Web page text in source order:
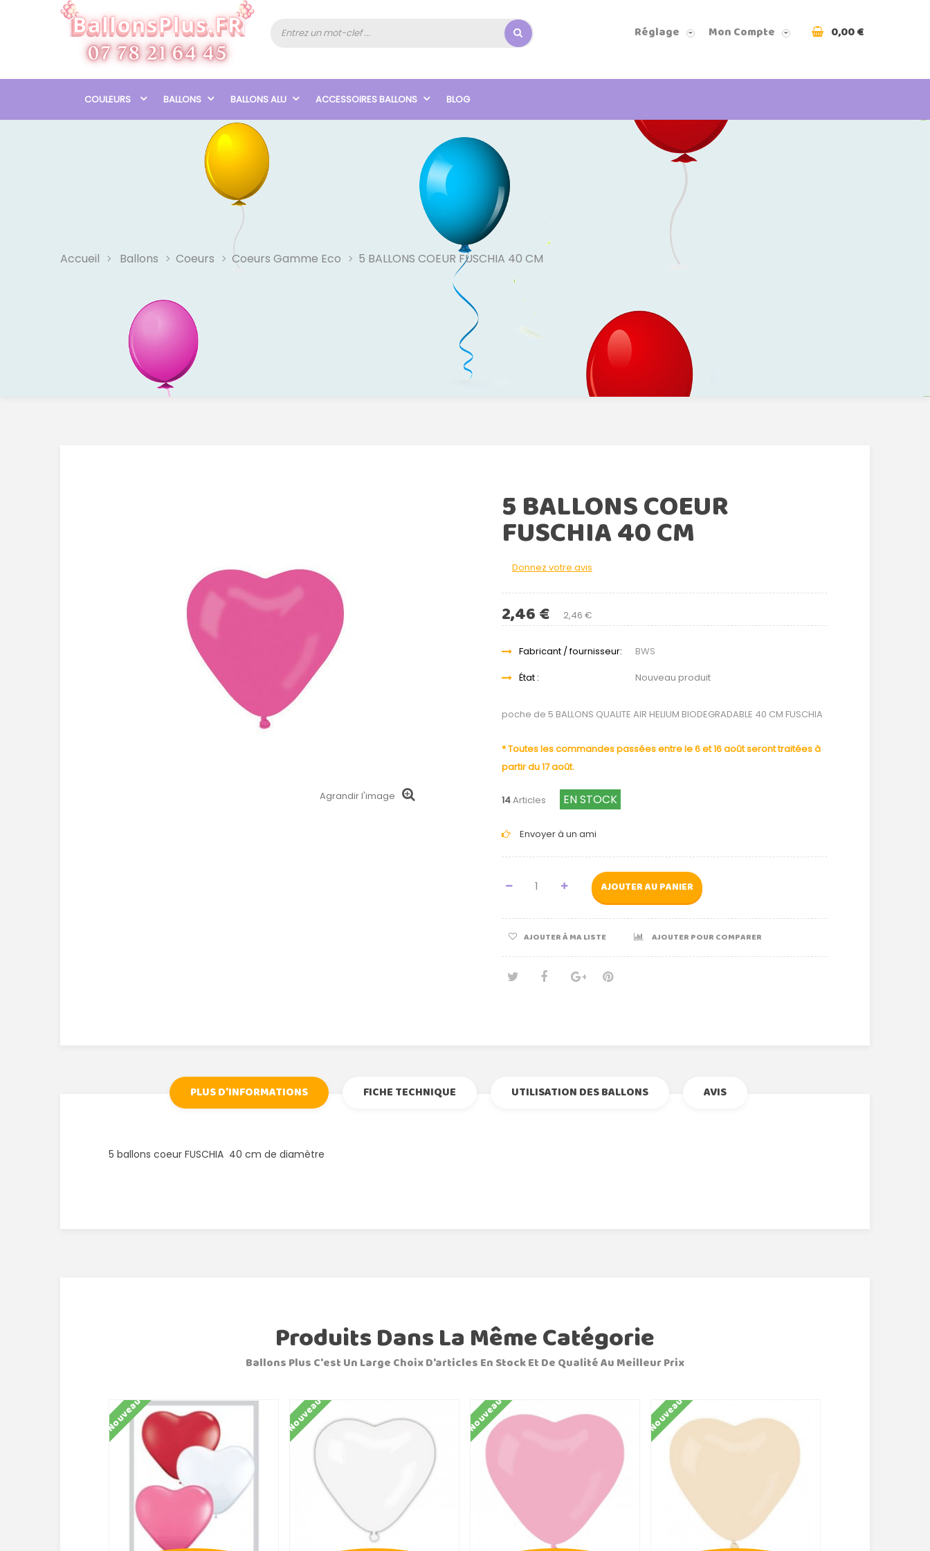
Réglage Mon Compte 0,00 €
COULEURS BALLONS BALLONS ALU ACCESSOIRES BALLONS BLOG
Accueil Ballons Coeurs Coeurs Gamme Eco 5 BALLONS COEUR FUSCHIA 40 CM
Agrandir l'image
5 BALLONS COEUR
FUSCHIA 40 CM
Donnez votre avis
2,46 €
2,46 €
Fabricant / fournisseur:
BWS
État :
Nouveau produit
poche de 5 BALLONS QUALITE AIR HELIUM BIODEGRADABLE 40 CM FUSCHIA
* Toutes les commandes passées entre le 6 et 16 août seront traitées à
partir du 17 août.
14Articles EN STOCK
Envoyer à un ami
AJOUTER AU PANIER
AJOUTER À MA LISTE AJOUTER POUR COMPARER
PLUS D'INFORMATIONS FICHE TECHNIQUE UTILISATION DES BALLONS AVIS
5 ballons coeur FUSCHIA 40 cm de diamètre
Produits Dans La Même Catégorie
Ballons Plus C'est Un Large Choix D'articles En Stock Et De Qualité Au Meilleur Prix
Nouveau Nouveau Nouveau Nouveau